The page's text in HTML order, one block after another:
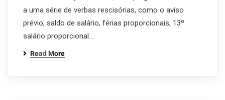
a uma série de verbas rescisórias, como o aviso
prévio, saldo de salário, férias proporcionais, 13º
salário proporcional…
Read More